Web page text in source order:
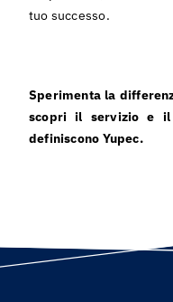
tuo successo.
Sperimenta la
scopri il servizio e il
definiscono Yupec.